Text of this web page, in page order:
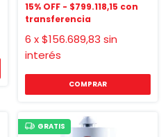
$799.118,15
6 x$156.689,83 sin
interés
GRATIS